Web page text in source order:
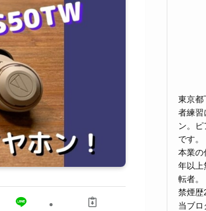
東京都
者練習
ン。
です。
本業の
年以上
転者。
禁煙歴
当ブロ